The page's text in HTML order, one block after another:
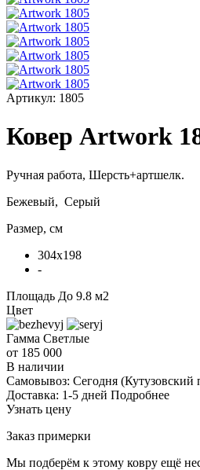
Артикул: 1805
Ковер Artwork
Ручная работа, Шерсть+артшелк.
Бежевый, Серый
Размер, см
304x198
-
Площадь До 9.8 м2
Цвет
Гамма Светлые
от 185 000
В наличии
Самовывоз: Сегодня (Кутузовский
Доставка: 1-5 дней Подробнее
Узнать цену
Заказ примерки
Мы подберём к этому ковру ещё